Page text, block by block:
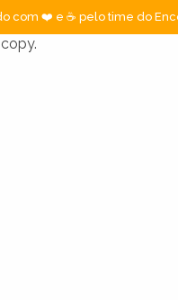
com ❤️ e ☕ pelo time do